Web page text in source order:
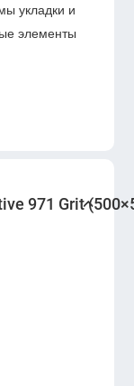
укладки и
элементы
уровень
к
и
971 Grit